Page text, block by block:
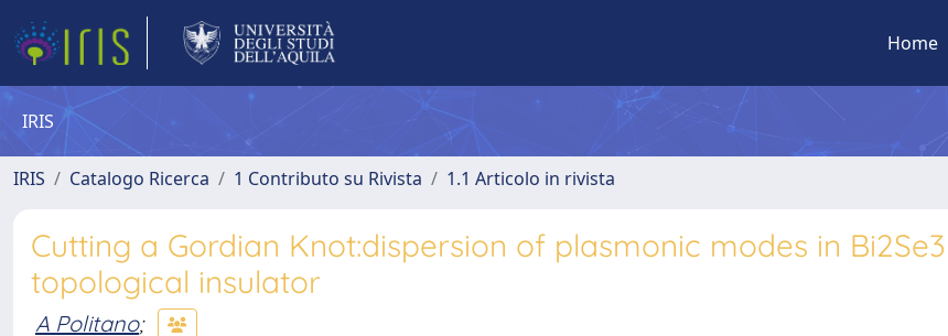
Home
IRIS
IRIS Catalogo Ricerca 1 Contributo su Rivista 1.1 Articolo in rivista
Cutting a Gordian Knot:dispersion of plasmonic modes in Bi2Se3
topological insulator
A Politano;